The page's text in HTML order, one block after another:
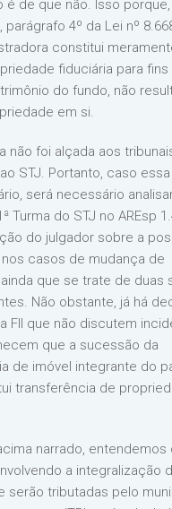
é de que não. Isso
4º da Lei nº
constitui
fiduciária para fins
do fundo, não
em si.
não foi alçada aos
STJ. Portanto, caso
será necessário
Turma do STJ no AREsp
do julgador sobre a
casos de mudança de
que se trate de duas
Não obstante, já há
FII que não discutem
que a sucessão da
de imóvel integrante do
transferência de
narrado, entendemos
a integralização
serão tributadas pelo